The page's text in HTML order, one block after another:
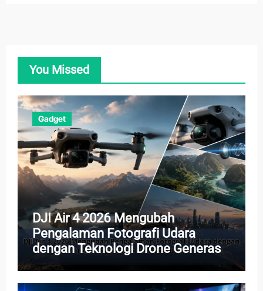
You Missed
Gadget
DJI Air 4 2026 Mengubah
Pengalaman Fotografi Udara
dengan Teknologi Drone Generasi
Baru